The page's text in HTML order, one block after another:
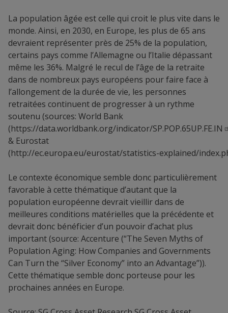
La population âgée est celle qui croit le plus vite dans le
monde. Ainsi, en 2030, en Europe, les plus de 65 ans
devraient représenter près de 25% de la population,
certains pays comme l’Allemagne ou l’Italie dépassant
même les 36%. Malgré le recul de l’âge de la retraite
dans de nombreux pays européens pour faire face à
l’allongement de la durée de vie, les personnes
retraitées continuent de progresser à un rythme
soutenu (sources: World Bank
(https://data.worldbank.org/indicator/SP.POP.65UP.FE.IN
& Eurostat
(http://ec.europa.eu/eurostat/statistics-explained/
Le contexte économique semble donc particulièrement
favorable à cette thématique d’autant que la
population européenne devrait vieillir dans de
meilleures conditions matérielles que la précédente et
devrait donc bénéficier d’un pouvoir d’achat plus
important (source: Accenture (“The Seven Myths of
Population Aging: How Companies and Governments
Can Turn the “Silver Economy” into an Advantage”)).
Cette thématique semble donc porteuse pour les
prochaines années en Europe.